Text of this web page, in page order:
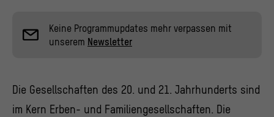
Keine Programmupdates mehr verpassen mit
unserem Newsletter
Die Gesellschaften des 20. und 21. Jahrhunderts sind
im Kern Erben- und Familiengesellschaften. Die